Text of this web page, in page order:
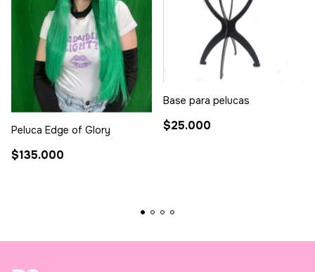
Peluca Edge of Glory
$135.000
Base para pelucas
$25.000